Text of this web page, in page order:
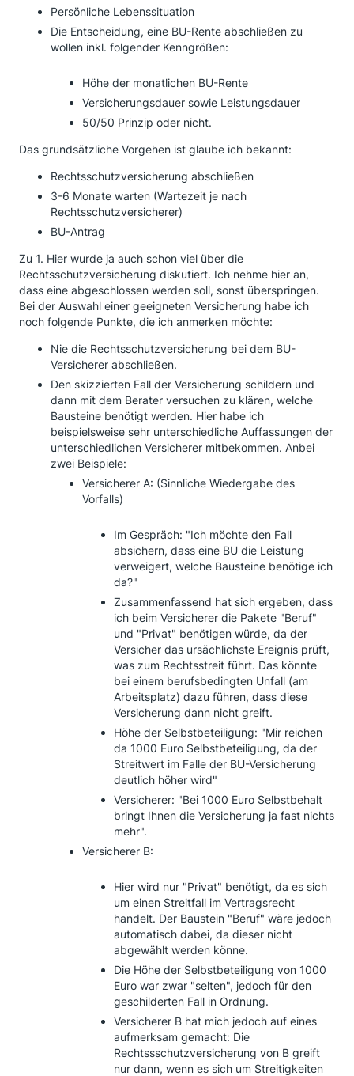
Persönliche Lebenssituation
Die Entscheidung, eine BU-Rente abschließen zu
wollen inkl. folgender Kenngrößen:
Höhe der monatlichen BU-Rente
Versicherungsdauer sowie Leistungsdauer
50/50 Prinzip oder nicht.
Das grundsätzliche Vorgehen ist glaube ich bekannt:
Rechtsschutzversicherung abschließen
3-6 Monate warten (Wartezeit je nach
Rechtsschutzversicherer)
BU-Antrag
Zu 1. Hier wurde ja auch schon viel über die
Rechtsschutzversicherung diskutiert. Ich nehme hier an,
dass eine abgeschlossen werden soll, sonst überspringen.
Bei der Auswahl einer geeigneten Versicherung habe ich
noch folgende Punkte, die ich anmerken möchte:
Nie die Rechtsschutzversicherung bei dem BU-
Versicherer abschließen.
Den skizzierten Fall der Versicherung schildern und
dann mit dem Berater versuchen zu klären, welche
Bausteine benötigt werden. Hier habe ich
beispielsweise sehr unterschiedliche Auffassungen der
unterschiedlichen Versicherer mitbekommen. Anbei
zwei Beispiele:
Versicherer A: (Sinnliche Wiedergabe des
Vorfalls)
Im Gespräch: "Ich möchte den Fall
absichern, dass eine BU die Leistung
verweigert, welche Bausteine benötige ich
da?"
Zusammenfassend hat sich ergeben, dass
ich beim Versicherer die Pakete "Beruf"
und "Privat" benötigen würde, da der
Versicher das ursächlichste Ereignis prüft,
was zum Rechtsstreit führt. Das könnte
bei einem berufsbedingten Unfall (am
Arbeitsplatz) dazu führen, dass diese
Versicherung dann nicht greift.
Höhe der Selbstbeteiligung: "Mir reichen
da 1000 Euro Selbstbeteiligung, da der
Streitwert im Falle der BU-Versicherung
deutlich höher wird"
Versicherer: "Bei 1000 Euro Selbstbehalt
bringt Ihnen die Versicherung ja fast nichts
mehr".
Versicherer B:
Hier wird nur "Privat" benötigt, da es sich
um einen Streitfall im Vertragsrecht
handelt. Der Baustein "Beruf" wäre jedoch
automatisch dabei, da dieser nicht
abgewählt werden könne.
Die Höhe der Selbstbeteiligung von 1000
Euro war zwar "selten", jedoch für den
geschilderten Fall in Ordnung.
Versicherer B hat mich jedoch auf eines
aufmerksam gemacht: Die
Rechtssschutzversicherung von B greift
nur dann, wenn es sich um Streitigkeiten